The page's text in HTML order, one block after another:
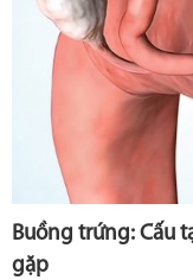
Buồng trứng: Cấu
gặp